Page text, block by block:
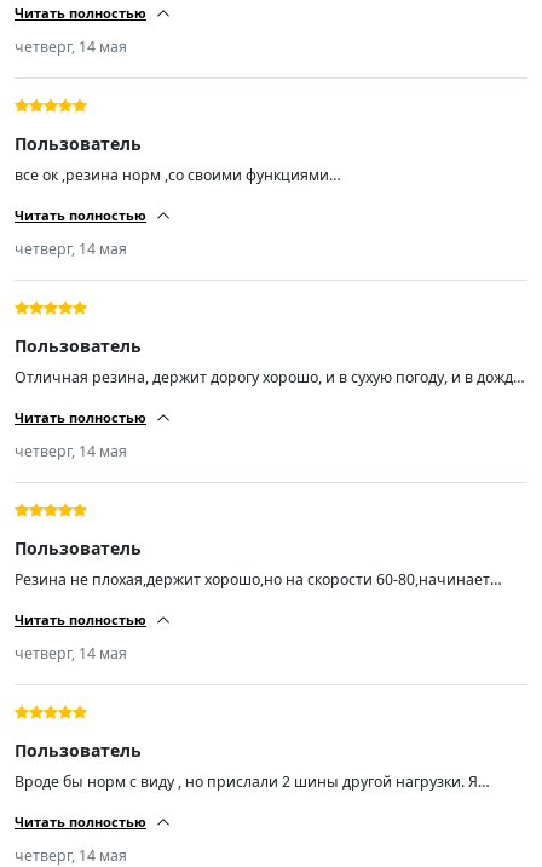
сказал резина шикарная! поставил на Лифан смайл ! я доволен!
продавцу респект!)))!!!!!!!
Читать полностью
четверг, 14 мая
Пользователь
все ок ,резина норм ,со своими функциями
за эту цену огонь 🔥🔥🔥
Читать полностью
четверг, 14 мая
Пользователь
Отличная резина, держит дорогу хорошо, и в сухую погоду, и в дождь,
Читать полностью
четверг, 14 мая
Пользователь
Резина не плохая,держит хорошо,но на скорости 60-80,начинает
чувствуется,балансировку делали
Читать полностью
четверг, 14 мая
Пользователь
Вроде бы норм с виду , но прислали 2 шины другой нагрузки. Я
пришли Trazano ZuperEco Z-107 Шины летние 205/55 R16 91V.
Читать полностью
четверг, 14 мая